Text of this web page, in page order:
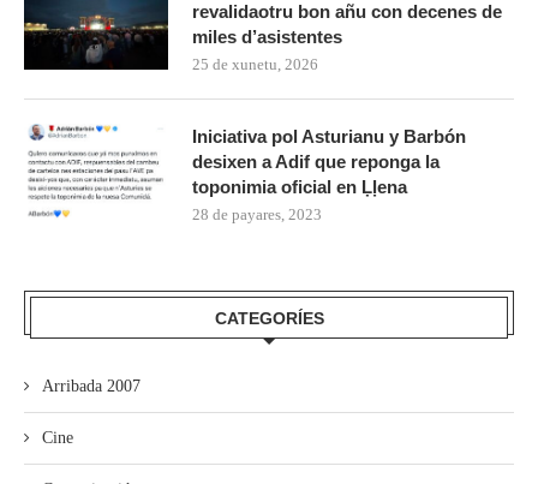
revalidaotru bon añu con decenes de
miles d’asistentes
25 de xunetu, 2026
Iniciativa pol Asturianu y Barbón
desixen a Adif que reponga la
toponimia oficial en Ḷḷena
28 de payares, 2023
CATEGORÍES
Arribada 2007
Cine